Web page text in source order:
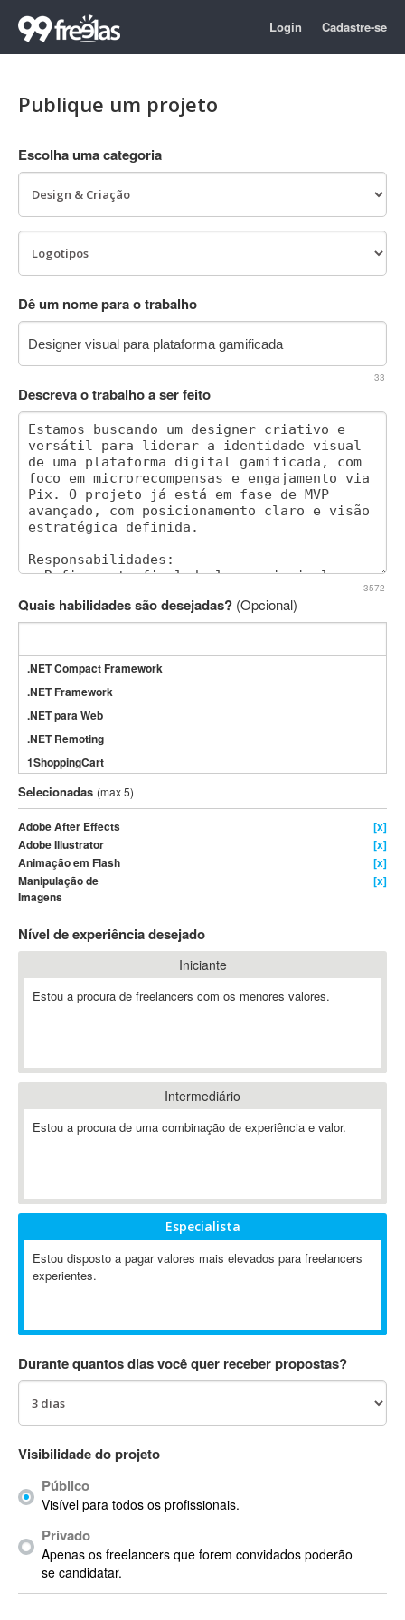
Login Cadastre-se
Publique um projeto
Escolha uma categoria
Dê um nome para o trabalho
33
Descreva o trabalho a ser feito
3572
Quais habilidades são desejadas? (Opcional)
.NET Compact Framework
.NET Framework
.NET para Web
.NET Remoting
1ShoppingCart
3DS Max
3GSM
4D Dimension
802.11
A&P
A-GPS
A2Billing
AAUS Scientific Diver
ABAP
ABIS
Ableton
Ableton Live
Abstract Window Toolkit (AWT)
AC Drives
AC3
AccountMate
ACID Pro
ACPI
ACT
Actian
Actimize
ActionScript
Selecionadas (max 5)
Adobe After Effects
[x]
Adobe Illustrator
[x]
Animação em Flash
[x]
Manipulação de
Imagens
[x]
Nível de experiência desejado
Iniciante
Estou a procura de freelancers com os menores valores.
Intermediário
Estou a procura de uma combinação de experiência e valor.
Especialista
Estou disposto a pagar valores mais elevados para freelancers
experientes.
Durante quantos dias você quer receber propostas?
Visibilidade do projeto
Público
Visível para todos os profissionais.
Privado
Apenas os freelancers que forem convidados poderão
se candidatar.